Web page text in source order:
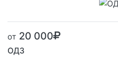
от 20 000
ОД3